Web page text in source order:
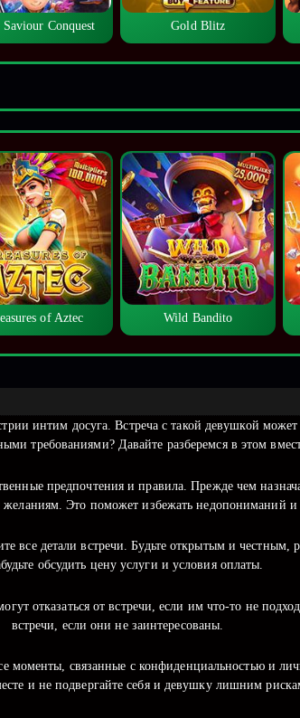
Saviour Conquest Gold Blitz
of Aztec Wild Bandito
интим досуга. Встреча с такой девушкой
требованиями? Давайте разберемся в этом
предпочтения и правила. Прежде чем
желаниям. Это поможет избежать недопониманий
все детали встречи. Будьте открытым и
обсудить цену услуги и условия оплаты.
отказаться от встречи, если им что-то не
встречи, если они не заинтересованы.
связанные с конфиденциальностью и
и не подвергайте себя и девушку лишним